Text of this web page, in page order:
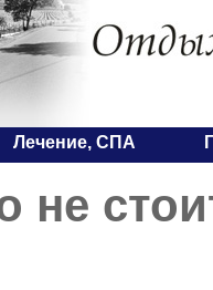
Лечение, СПА
не